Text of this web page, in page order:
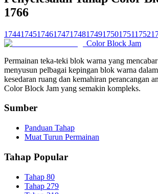
1766
174417451746174717481749175017511752
Color Block Jam
Permainan teka-teki blok warna yang
menyusun pelbagai kepingan blok warna
kesedaran ruang dan kemahiran perancangan
Color Block Jam yang semakin kompleks.
Sumber
Panduan Tahap
Muat Turun Permainan
Tahap Popular
Tahap 80
Tahap 279